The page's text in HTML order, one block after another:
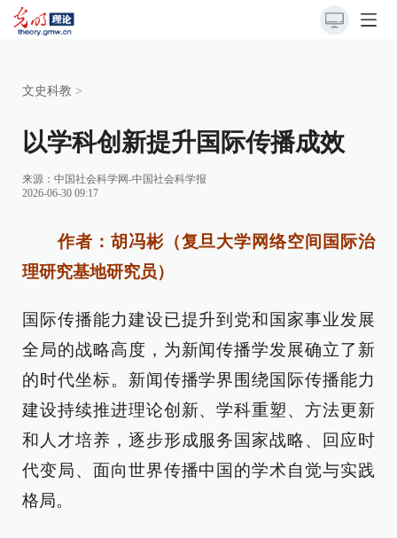
文史科教 >
以学科创新提升国际传播成效
来源： 中国社会科学网-中国社会科学报
2026-06-30 09:17
作者：胡冯彬（复旦大学网络空间国际治
理研究基地研究员）
国际传播能力建设已提升到党和国家事业发展
全局的战略高度，为新闻传播学发展确立了新
的时代坐标。新闻传播学界围绕国际传播能力
建设持续推进理论创新、学科重塑、方法更新
和人才培养，逐步形成服务国家战略、回应时
代变局、面向世界传播中国的学术自觉与实践
格局。